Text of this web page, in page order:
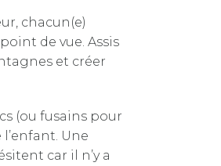
chacun(e)
de vue. Assis
et créer
(ou fusains pour
Une
car il n’y a